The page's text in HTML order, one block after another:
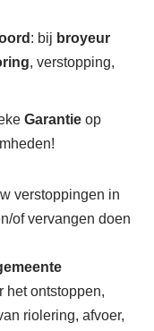
: bij broyeur
, verstopping,
Garantie op
verstoppingen in
of vervangen doen
het ontstoppen,
riolering, afvoer,